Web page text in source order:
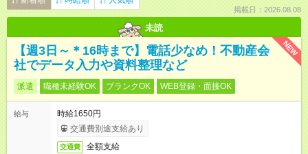
掲載日：2026.08.08
未読
NEW
【週3日～＊16時まで】電話少なめ！不動産会
社でデータ入力や資料整理など
派遣 職種未経験OK ブランクOK WEB登録・面接OK
給与
時給1650円
交通費別途支給あり
交通費 全額支給